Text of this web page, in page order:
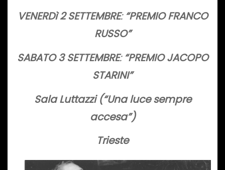
VENERDì 2 SETTEMBRE:“PREMIO FRANCO
RUSSO”
SABATO 3 SETTEMBRE:“PREMIO JACOPO
STARINI”
Sala Luttazzi (“Una luce sempre
accesa”)
Trieste